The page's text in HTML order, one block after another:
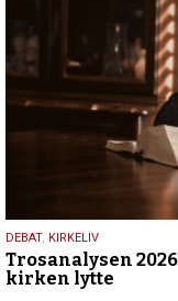
2.
juni
2026
DEBAT, KIRKELIV
Trosanalysen
kirken lytte